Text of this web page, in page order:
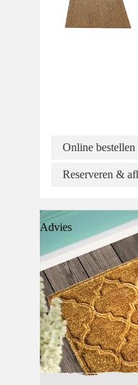
Online bestellen
Reserveren &
Advies